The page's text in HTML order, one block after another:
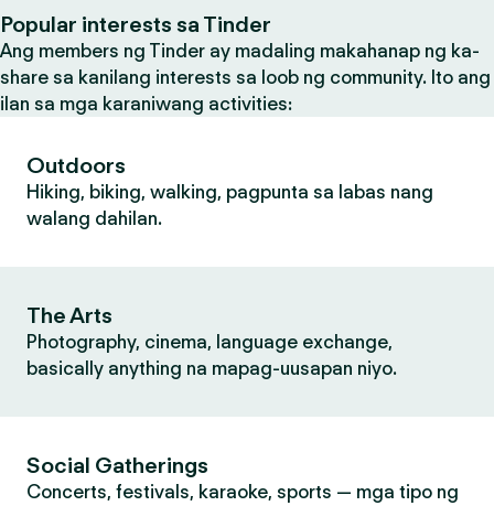
Popular interests sa Tinder
Ang members ng Tinder ay madaling makahanap ng ka-
share sa kanilang interests sa loob ng community. Ito ang
ilan sa mga karaniwang activities:
Outdoors
Hiking, biking, walking, pagpunta sa labas nang
walang dahilan.
The Arts
Photography, cinema, language exchange,
basically anything na mapag-uusapan niyo.
Social Gatherings
Concerts, festivals, karaoke, sports — mga tipo ng